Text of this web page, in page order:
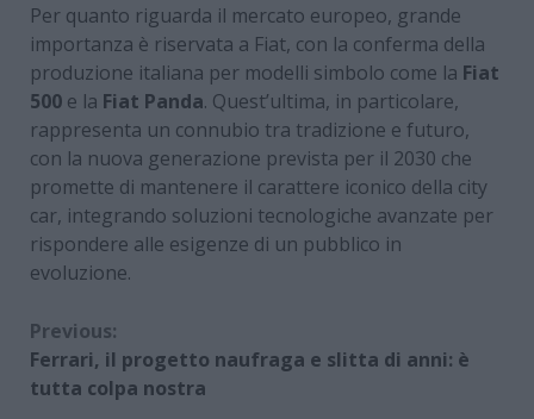
Per quanto riguarda il mercato europeo, grande
importanza è riservata a Fiat, con la conferma della
produzione italiana per modelli simbolo come la Fiat
500 e la Fiat Panda. Quest’ultima, in particolare,
rappresenta un connubio tra tradizione e futuro,
con la nuova generazione prevista per il 2030 che
promette di mantenere il carattere iconico della city
car, integrando soluzioni tecnologiche avanzate per
rispondere alle esigenze di un pubblico in
evoluzione.
Continue
Reading
Previous:
Ferrari, il progetto naufraga e slitta di anni: è
tutta colpa nostra